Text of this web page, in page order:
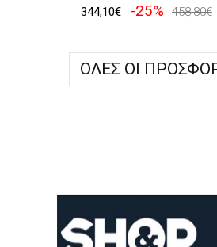
344,10€ -25% 458,80€
ΌΛΕΣ ΟΙ